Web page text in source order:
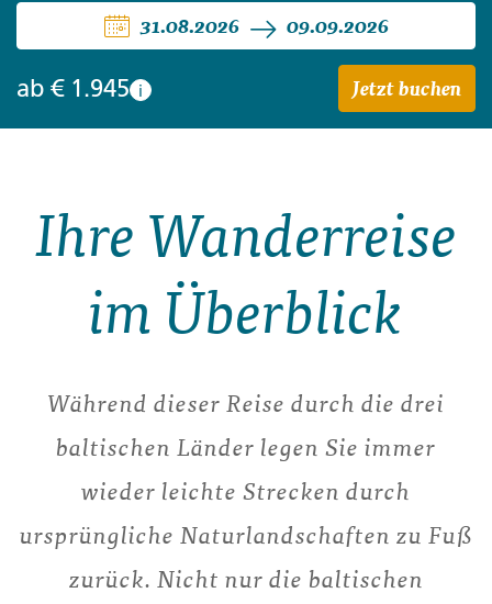
Wandern im Baltikum
31.08.2026 09.09.2026
ab € 1.945 i Jetzt buchen
Ihre Wanderreise
im Überblick
Während dieser Reise durch die drei
baltischen Länder legen Sie immer
wieder leichte Strecken durch
ursprüngliche Naturlandschaften zu Fuß
zurück. Nicht nur die baltischen